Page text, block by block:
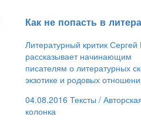
​Как не попасть в
Литературный критик
рассказывает начинающим
писателям о литературных
экзотике и родовых
04.08.2016 Тексты /
колонка